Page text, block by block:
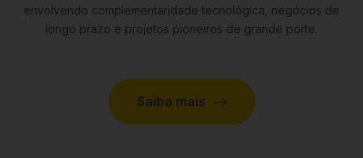
envolvendo complementaridade tecnológica, negócios de
longo prazo e projetos pioneiros de grande porte.
Saiba mais